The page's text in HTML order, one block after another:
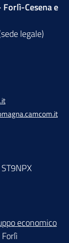
Forlì-Cesena e
legale)
economico